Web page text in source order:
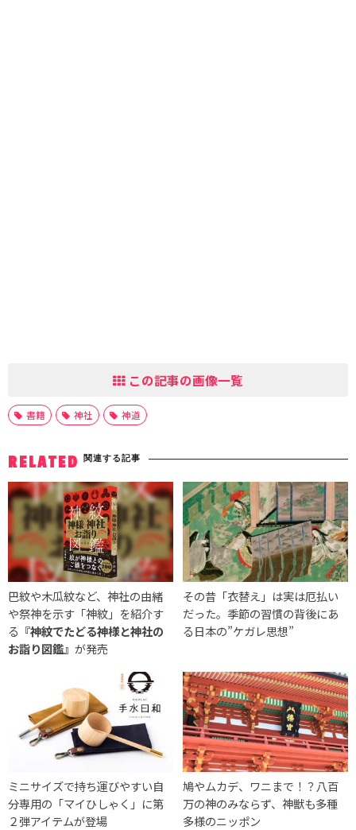
この記事の画像一覧
書籍 神社 神道
RELATED 関連する記事
巴紋や木瓜紋など、神社の由緒
や祭神を示す「神紋」を紹介す
る 『神紋でたどる神様と神社の
お詣り図鑑』 が発売
その昔「衣替え」は実は厄払い
だった。季節の習慣の背後にあ
る日本の”ケガレ思想”
ミニサイズで持ち運びやすい自
分専用の「マイひしゃく」に第
２弾アイテムが登場
鳩やムカデ、ワニまで！？八百
万の神のみならず、神獣も多種
多様のニッポン